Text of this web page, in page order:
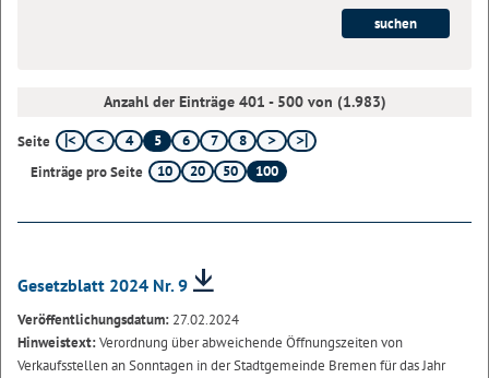
Anzahl der Einträge 401 - 500 von (1.983)
Seite 4 5 6 7
8
Einträge pro Seite
10 20 50 100
Gesetzblatt 2024 Nr. 9
Veröffentlichungsdatum: 27.02.2024
Hinweistext:Verordnung über abweichende Öffnungszeiten von
Verkaufsstellen an Sonntagen in der Stadtgemeinde Bremen für das Jahr